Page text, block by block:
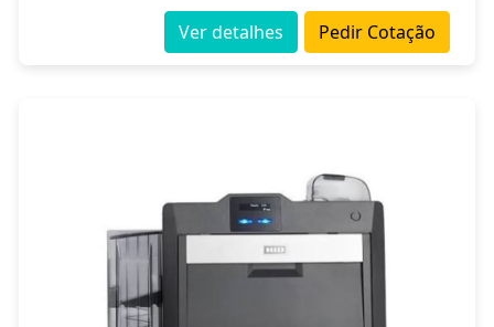
Pedir Cotação
Ver detalhes